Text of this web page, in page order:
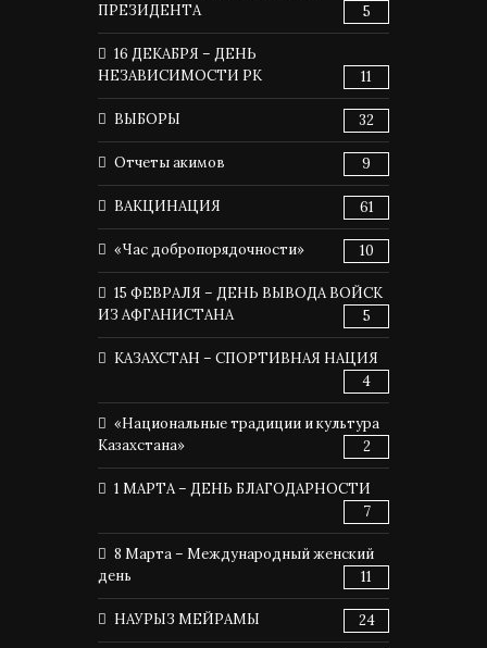
ПРЕЗИДЕНТА
5
16 ДЕКАБРЯ – ДЕНЬ
НЕЗАВИСИМОСТИ РК
11
ВЫБОРЫ 32
Отчеты акимов 9
ВАКЦИНАЦИЯ 61
«Час добропорядочности» 10
15 ФЕВРАЛЯ – ДЕНЬ ВЫВОДА ВОЙСК
ИЗ АФГАНИСТАНА
5
КАЗАХСТАН – СПОРТИВНАЯ НАЦИЯ
4
«Национальные традиции и культура
Казахстана»
2
1 МАРТА – ДЕНЬ БЛАГОДАРНОСТИ
7
8 Марта – Международный женский
день
11
НАУРЫЗ МЕЙРАМЫ 24